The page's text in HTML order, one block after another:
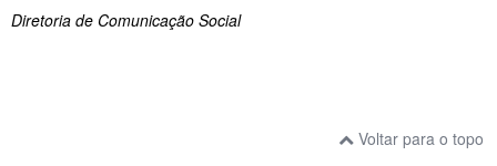
Diretoria de Comunicação Social
Voltar para o topo